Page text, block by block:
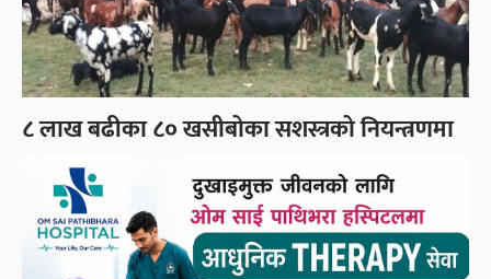
८ लाख बढीका ८० खसीबोका सशस्त्रको नियन्त्रणमा